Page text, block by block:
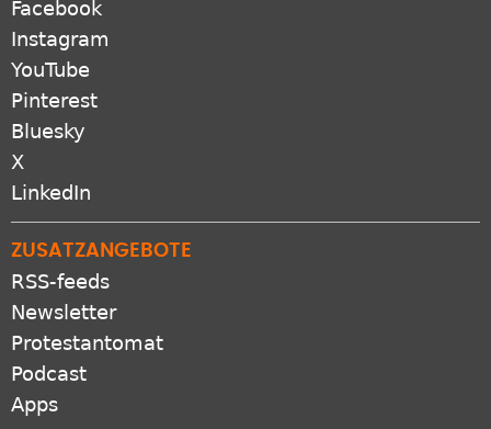
Facebook
Instagram
YouTube
Pinterest
Bluesky
X
LinkedIn
ZUSATZANGEBOTE
RSS-feeds
Newsletter
Protestantomat
Podcast
Apps